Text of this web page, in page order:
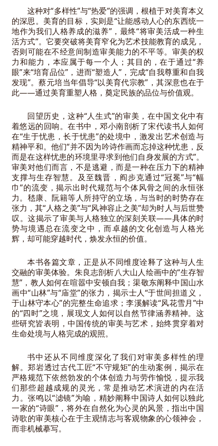
这种对“多样性”与“热爱”的强调，根植于对美育本义
的深思。美育的目标，实则是“让能感动人心的东西统一
地作为我们人格养成的滋养”，最终“将审美活成一种生
活方式”。它要突破将美育窄化为艺术技能教育的成见，
否则可能在不经意间制造审美能力的不平等。审美的权
力和能力，本应属于每一个人；其目的，在于通过“养
眼”来“培育品位”，进而“塑造人”，完成“自我尊重和自我
发现”。蔡元培当年倡导“以美育代宗教”，其深意也在于
此——通过美育重塑人格，奠定民族的品位与价值观。
回望历史，这种“人生式”的审美，在中国文化中有
着悠远的回响。在书中，邓小南剖析了宋代读书人如何
在“生于忧患，长于忧患”的处境中，激发出艺术创造与
精神平和。他们“并不因为吟诗作画而忘掉这种忧患，反
而是在这样忧患的环境里寻求到他们自身发展的方式”。
审美对他们而言，不是逃避，而是一种在压力下的精神
支撑与生存智慧。及至魏晋，阎步克通过“冠冕”与“幅
巾”的流变，揭示出时代规范与个体风骨之间的永恒张
力。嵇康、阮籍等人所持守的立场，与当时的时势存在
张力，其“人格之美”与“风神容止之美”却为时人与后世赞
叹。这揭示了审美与人格独立的深刻关联——具体的时
势与境遇总在流变之中，而卓越的文化创造与人格光
辉，却可能穿越时代，焕发永恒的价值。
本书各篇文章，正是从不同维度诠释了这种与人生
交融的审美体验。朱良志剖析八大山人绘画中的“生存智
慧”，教人如何在喧嚣中安顿自我；渠敬东阐释中国山水
画中“山林”与“庙堂”的张力，揭示士人“于世间担道义，
于山林守本心”的完整生命追求；李溪解读“风花雪月”中
的“四时”之境，展现文人如何以自然节律涵养精神。这
些研究皆表明，中国传统的审美与艺术，始终贯穿着对
生命处境与人格完成的观照。
书中还从不同维度深化了我们对审美多样性的理
解。郑岩透过古代工匠“不守规矩”的生动案例，揭示在
严格规范下依然勃发的个体创造力与劳作愉悦，提示我
们那些超越成规的灵光，常是推动艺术演进的内在活
力。张鸣以“滤镜”为喻，精妙阐释中国诗人如何以独此
一家的“诗眼”，将外在自然化为心灵的风景，指出中国
诗歌的审美核心在于主观情志与客观物象的心领神会，
而非机械摹写。